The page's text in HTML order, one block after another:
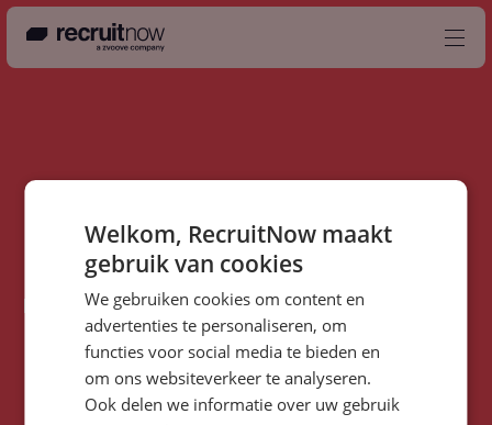
Producten
Partners
Events
Kennisbank
Over ons
Contact
Kom werken bij het leukste bedrijf in Amersfoort.
Wil je weten hoe het
Welkom, RecruitNow maakt
gebruik van cookies
We gebruiken cookies om content en
advertenties te personaliseren, om
functies voor social media te bieden en
om ons websiteverkeer te analyseren.
Ook delen we informatie over uw gebruik